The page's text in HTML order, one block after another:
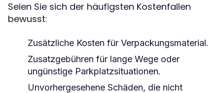
Seien Sie sich der häufigsten Kostenfallen
bewusst:
Zusätzliche Kosten für Verpackungsmaterial.
Zusatzgebühren für lange Wege oder
ungünstige Parkplatzsituationen.
Unvorhergesehene Schäden, die nicht